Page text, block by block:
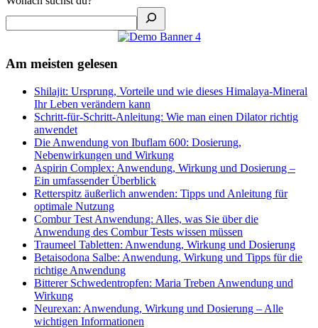
Am meisten gelesen
Shilajit: Ursprung, Vorteile und wie dieses Himalaya-Mineral
Ihr Leben verändern kann
Schritt-für-Schritt-Anleitung: Wie man einen Dilator richtig
anwendet
Die Anwendung von Ibuflam 600: Dosierung,
Nebenwirkungen und Wirkung
Aspirin Complex: Anwendung, Wirkung und Dosierung –
Ein umfassender Überblick
Retterspitz äußerlich anwenden: Tipps und Anleitung für
optimale Nutzung
Combur Test Anwendung: Alles, was Sie über die
Anwendung des Combur Tests wissen müssen
Traumeel Tabletten: Anwendung, Wirkung und Dosierung
Betaisodona Salbe: Anwendung, Wirkung und Tipps für die
richtige Anwendung
Bitterer Schwedentropfen: Maria Treben Anwendung und
Wirkung
Neurexan: Anwendung, Wirkung und Dosierung – Alle
wichtigen Informationen